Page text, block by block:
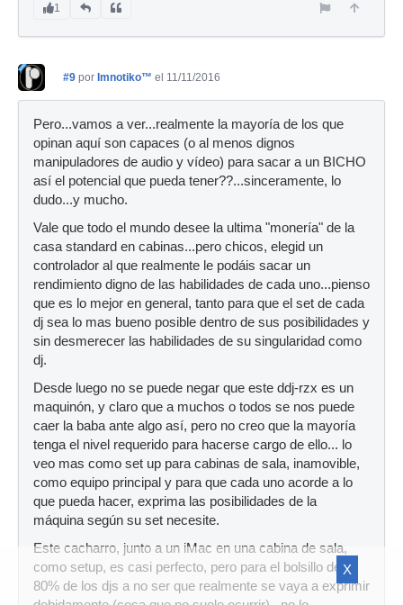
1
#9 por Imnotiko™ el 11/11/2016
Pero...vamos a ver...realmente la mayoría de los que
opinan aquí son capaces (o al menos dignos
manipuladores de audio y vídeo) para sacar a un BICHO
así el potencial que pueda tener??...sinceramente, lo
dudo...y mucho.
Vale que todo el mundo desee la ultima "monería" de la
casa standard en cabinas...pero chicos, elegid un
controlador al que realmente le podáis sacar un
rendimiento digno de las habilidades de cada uno...pienso
que es lo mejor en general, tanto para que el set de cada
dj sea lo mas bueno posible dentro de sus posibilidades y
sin desmerecer las habilidades de su singularidad como
dj.
Desde luego no se puede negar que este ddj-rzx es un
maquinón, y claro que a muchos o todos se nos puede
caer la baba ante algo así, pero no creo que la mayoría
tenga el nivel requerido para hacerse cargo de ello... lo
veo mas como set up para cabinas de sala, inamovible,
como equipo principal y para que cada uno acorde a lo
que pueda hacer, exprima las posibilidades de la
máquina según su set necesite.
Este cacharro, junto a un iMac en una cabina de sala,
como setup, es casi perfecto, pero para el bolsillo del
80% de los djs a no ser que realmente se vaya a exprimir
X